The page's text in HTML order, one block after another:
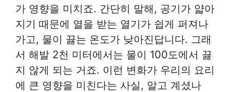
가 영향을 미치죠. 간단히 말해, 공기가 얇아
지기 때문에 열을 받는 열기가 쉽게 퍼져나
가고, 물이 끓는 온도가 낮아진답니다. 그래
서 해발 2천 미터에서는 물이 100도에서 끓
지 않게 되는 거죠. 이런 변화가 우리의 요리
에 큰 영향을 미친다는 사실, 알고 계셨나